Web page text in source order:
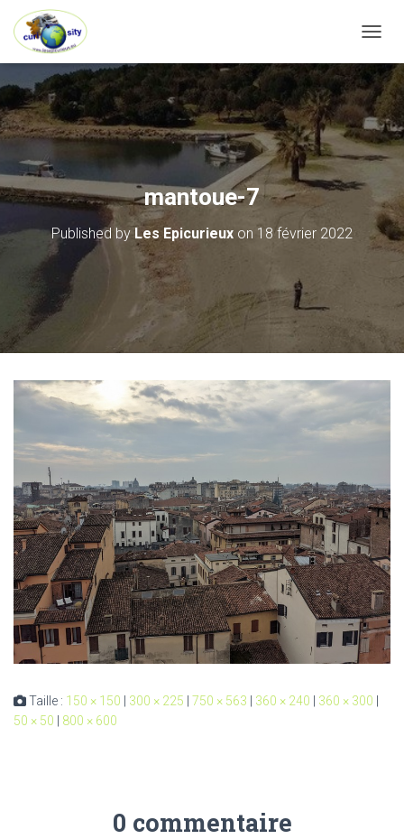
mantoue-7
Published byLes Epicurieux on 18 février 2022
Taille : 150 × 150 | 300 × 225 | 750 × 563 | 360 × 240 | 360 × 300 |
50 × 50 | 800 × 600
0 commentaire